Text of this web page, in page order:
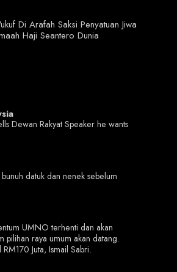
Di Arafah Saksi Penyatuan Jiwa
Haji Seantero Dunia
Dewan Rakyat Speaker he wants
datuk dan nenek sebelum
UMNO terhenti dan akan
pilihan raya umum akan datang.
Juta, Ismail Sabri.